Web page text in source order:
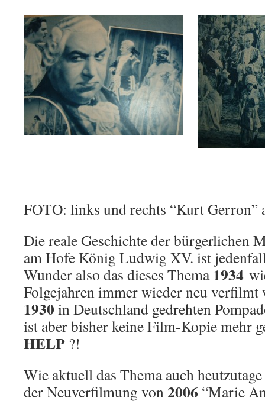
FOTO: links und rechts “Kurt
Die reale Geschichte der bürgerlichen
am Hofe König Ludwig XV. ist
Wunder also das dieses Thema1934
Folgejahren immer wieder neu verfilmt
1930in Deutschland gedrehten
ist aber bisher keine Film-Kopie mehr
HELP ?!
Wie aktuell das Thema auch
der Neuverfilmung von2006 “Marie